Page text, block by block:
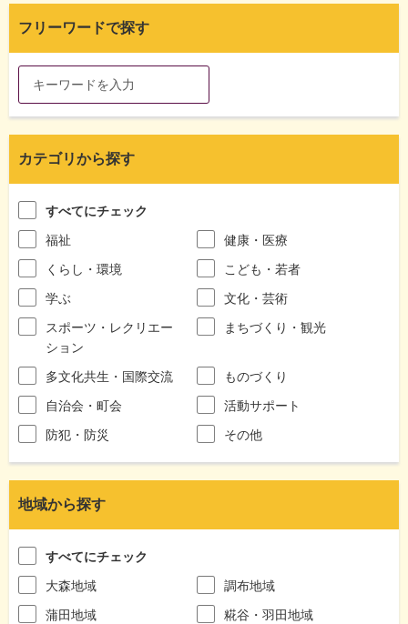
フリーワードで探す
カテゴリから探す
すべてにチェック
福祉
健康・医療
くらし・環境
こども・若者
学ぶ
文化・芸術
スポーツ・レクリエー
ション
まちづくり・観光
多文化共生・国際交流
ものづくり
自治会・町会
活動サポート
防犯・防災
その他
地域から探す
すべてにチェック
大森地域
調布地域
蒲田地域
糀谷・羽田地域